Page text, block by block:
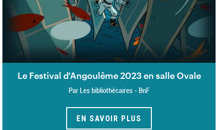
Le Festival d'Angoulême 2023 en salle Ovale
Par Les bibliothécaires - BnF
EN SAVOIR PLUS